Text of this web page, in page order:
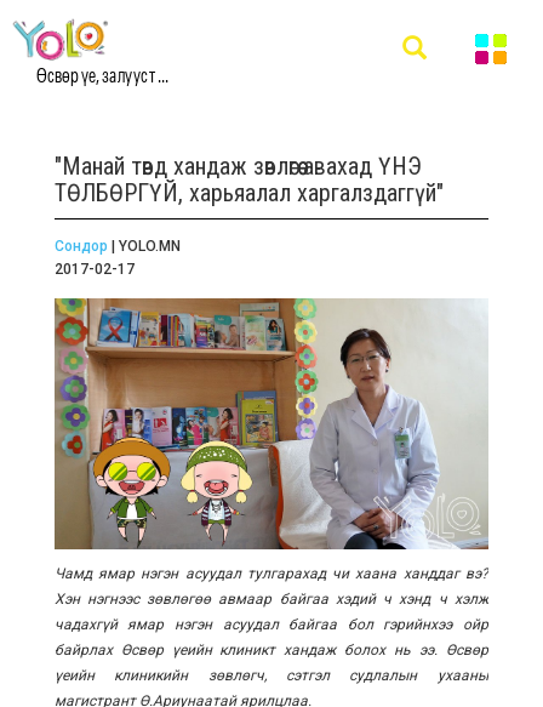
Өсвөр үе, залууст ...
"Манай төвд хандаж зөвлөгөө авахад ҮНЭ
ТӨЛБӨРГҮЙ, харьяалал харгалздаггүй"
Сондор | YOLO.MN
2017-02-17
Чамд ямар нэгэн асуудал тулгарахад чи хаана ханддаг вэ?
Хэн нэгнээс зөвлөгөө авмаар байгаа хэдий ч хэнд ч хэлж
чадахгүй ямар нэгэн асуудал байгаа бол гэрийнхээ ойр
байрлах Өсвөр үеийн клиникт хандаж болох нь ээ. Өсвөр
үеийн клиникийн зөвлөгч, сэтгэл судлалын ухааны
магистрант Ө.Ариунаатай ярилцлаа.